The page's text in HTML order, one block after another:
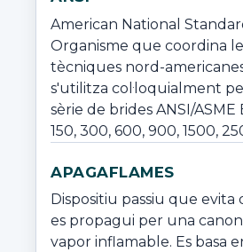
American National
Organisme que coordina
tècniques nord-
s'utilitza col·loquialment
sèrie de brides ANSI/ASME
150, 300, 600, 900, 1500,
APAGAFLAMES
Dispositiu passiu que evita
es propagui per una
vapor inflamable. Es basa